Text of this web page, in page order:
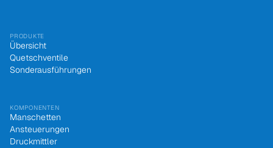
PRODUKTE
Übersicht
Quetschventile
Sonderausführungen
KOMPONENTEN
Manschetten
Ansteuerungen
Druckmittler